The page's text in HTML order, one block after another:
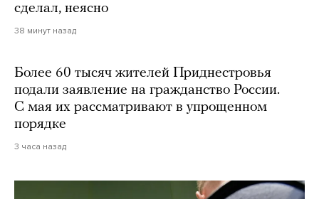
сделал, неясно
38 минут назад
Более 60 тысяч жителей Приднестровья
подали заявление на гражданство России.
С мая их рассматривают в упрощенном
порядке
3 часа назад